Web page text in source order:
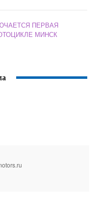
ПЕРВАЯ
МИНСК